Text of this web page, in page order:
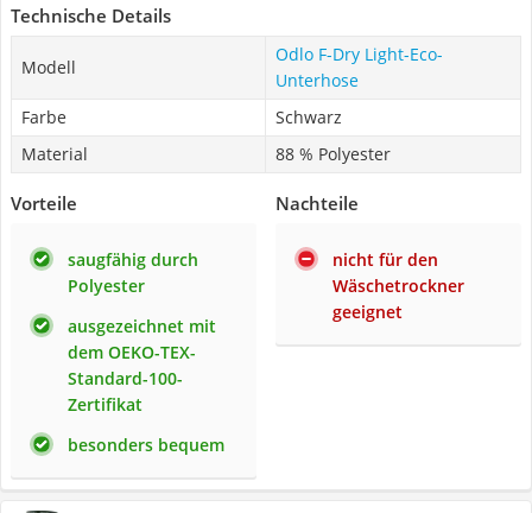
Technische Details
Modell
Odlo F-Dry Light-Eco-
Unterhose
Farbe
Schwarz
Material
88 % Polyester
Vorteile
saugfähig durch
Polyester
ausgezeichnet mit
dem OEKO-TEX-
Standard-100-
Zertifikat
besonders bequem
Nachteile
nicht für den
Wäschetrockner
geeignet